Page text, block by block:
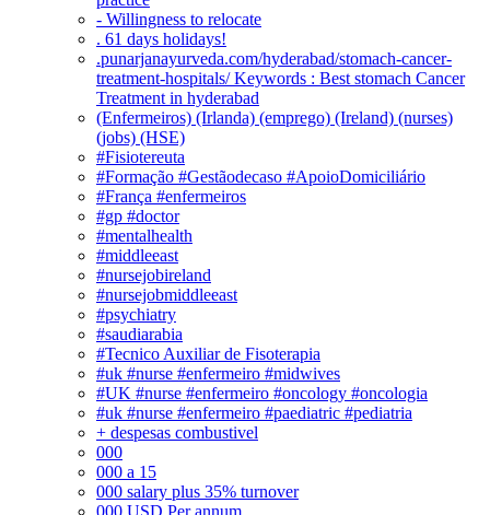
- Willingness to relocate
. 61 days holidays!
.punarjanayurveda.com/hyderabad/stomach-cancer-
treatment-hospitals/ Keywords : Best stomach Cancer
Treatment in hyderabad
(Enfermeiros) (Irlanda) (emprego) (Ireland) (nurses)
(jobs) (HSE)
#Fisiotereuta
#Formação #Gestãodecaso #ApoioDomiciliário
#França #enfermeiros
#gp #doctor
#mentalhealth
#middleeast
#nursejobireland
#nursejobmiddleeast
#psychiatry
#saudiarabia
#Tecnico Auxiliar de Fisoterapia
#uk #nurse #enfermeiro #midwives
#UK #nurse #enfermeiro #oncology #oncologia
#uk #nurse #enfermeiro #paediatric #pediatria
+ despesas combustivel
000
000 a 15
000 salary plus 35% turnover
000 USD Per annum